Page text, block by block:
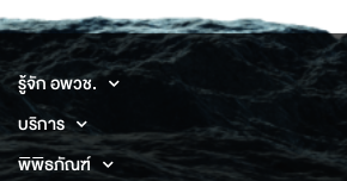
รู้จัก อพวช.
บริการ
พิพิธภัณฑ์